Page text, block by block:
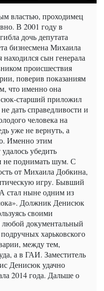
властью, проходимец
В 2001 году в
дочь депутата
бизнесмена Михаила
сын генерала
происшествия
поверив показаниям
что именно она
старший приложил
дать справедливости и
человека на
уже не вернуть, а
Именно этим
убедить
не поднимать шум. С
от Михаила Добкина,
игру. Бывший
стал ныне одним из
Должник Денисюк
своими
документальный
харьковского
между тем,
а в ГАИ. Заместитель
Денисюк удачно
2014 года. Дальше о